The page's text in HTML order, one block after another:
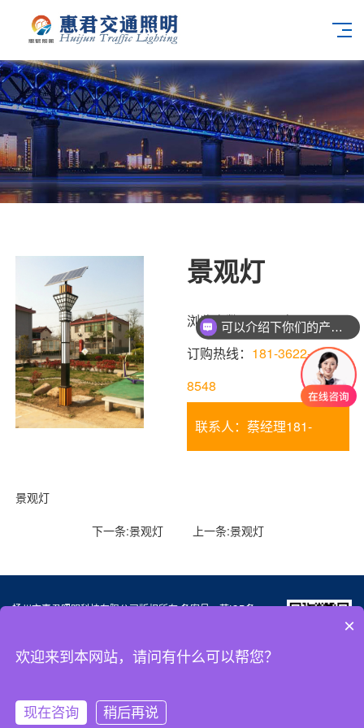
景观灯
浏览次数：6962次
订购热线： 181-3622-
8548
联系人：蔡经理181-
景观灯
下一条:景观灯 上一条:景观灯
扬州市惠君照明科技有限公司版权所有 备案号：苏ICP备
地址：江苏省高邮市送桥镇郭集工业区
可以介绍下你们的产品么
×
欢迎来到本网站，请问有什么可以帮您？
现在咨询 稍后再说